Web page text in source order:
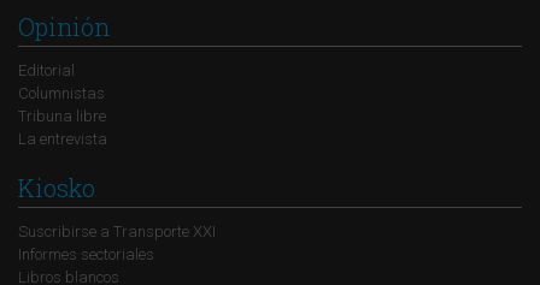
Opinión
Editorial
Columnistas
Tribuna libre
La entrevista
Kiosko
Suscribirse a Transporte XXI
Informes sectoriales
Libros blancos